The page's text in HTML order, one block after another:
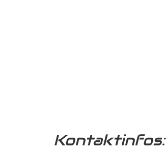
Kontaktinfos: